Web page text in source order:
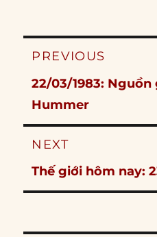
Post
PREVIOUS
Previous
post:
22/03/1983: Nguồn
Hummer
NEXT
Next
post:
Thế giới hôm nay: